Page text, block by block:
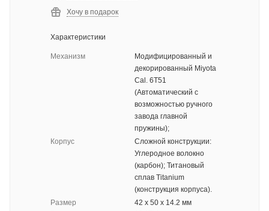
Хочу в подарок
Характеристики
Механизм
Модифицированный и
декорированный Miyota
Cal. 6T51
(Автоматический с
возможностью ручного
завода главной
пружины);
Корпус
Сложной конструкции:
Углеродное волокно
(карбон); Титановый
сплав Titanium
(конструкция корпуса).
Размер
42 х 50 х 14.2 мм